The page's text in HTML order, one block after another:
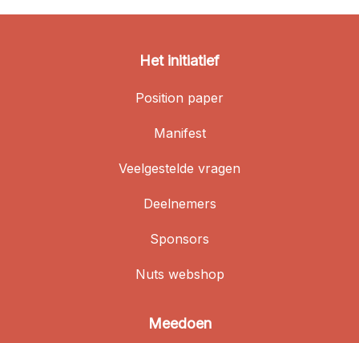
Het initiatief
Position paper
Manifest
Veelgestelde vragen
Deelnemers
Sponsors
Nuts webshop
Meedoen